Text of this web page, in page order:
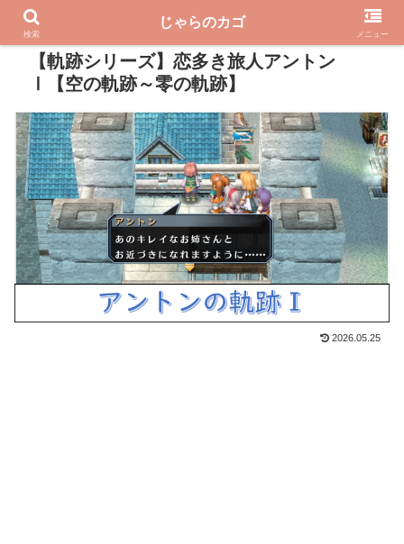
PR
【軌跡シリーズ】恋多き旅人アントン
Ⅰ【空の軌跡～零の軌跡】
2026.05.25
検索
じゃらのカゴ
メニュー